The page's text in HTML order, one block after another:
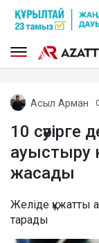
Асыл Арман
10 сәуірге
ауыстыру
жасады
Желіде құжатты
тарады